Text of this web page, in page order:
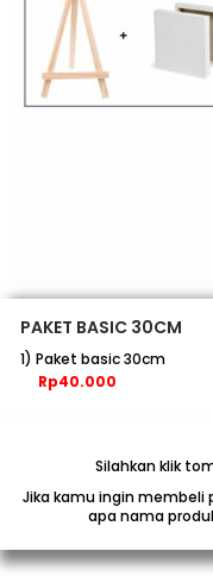
PAKET BASIC 30CM
1) Paket basic 30cm
Rp40.000
Silahkan klik
Jika kamu ingin membeli
apa nama